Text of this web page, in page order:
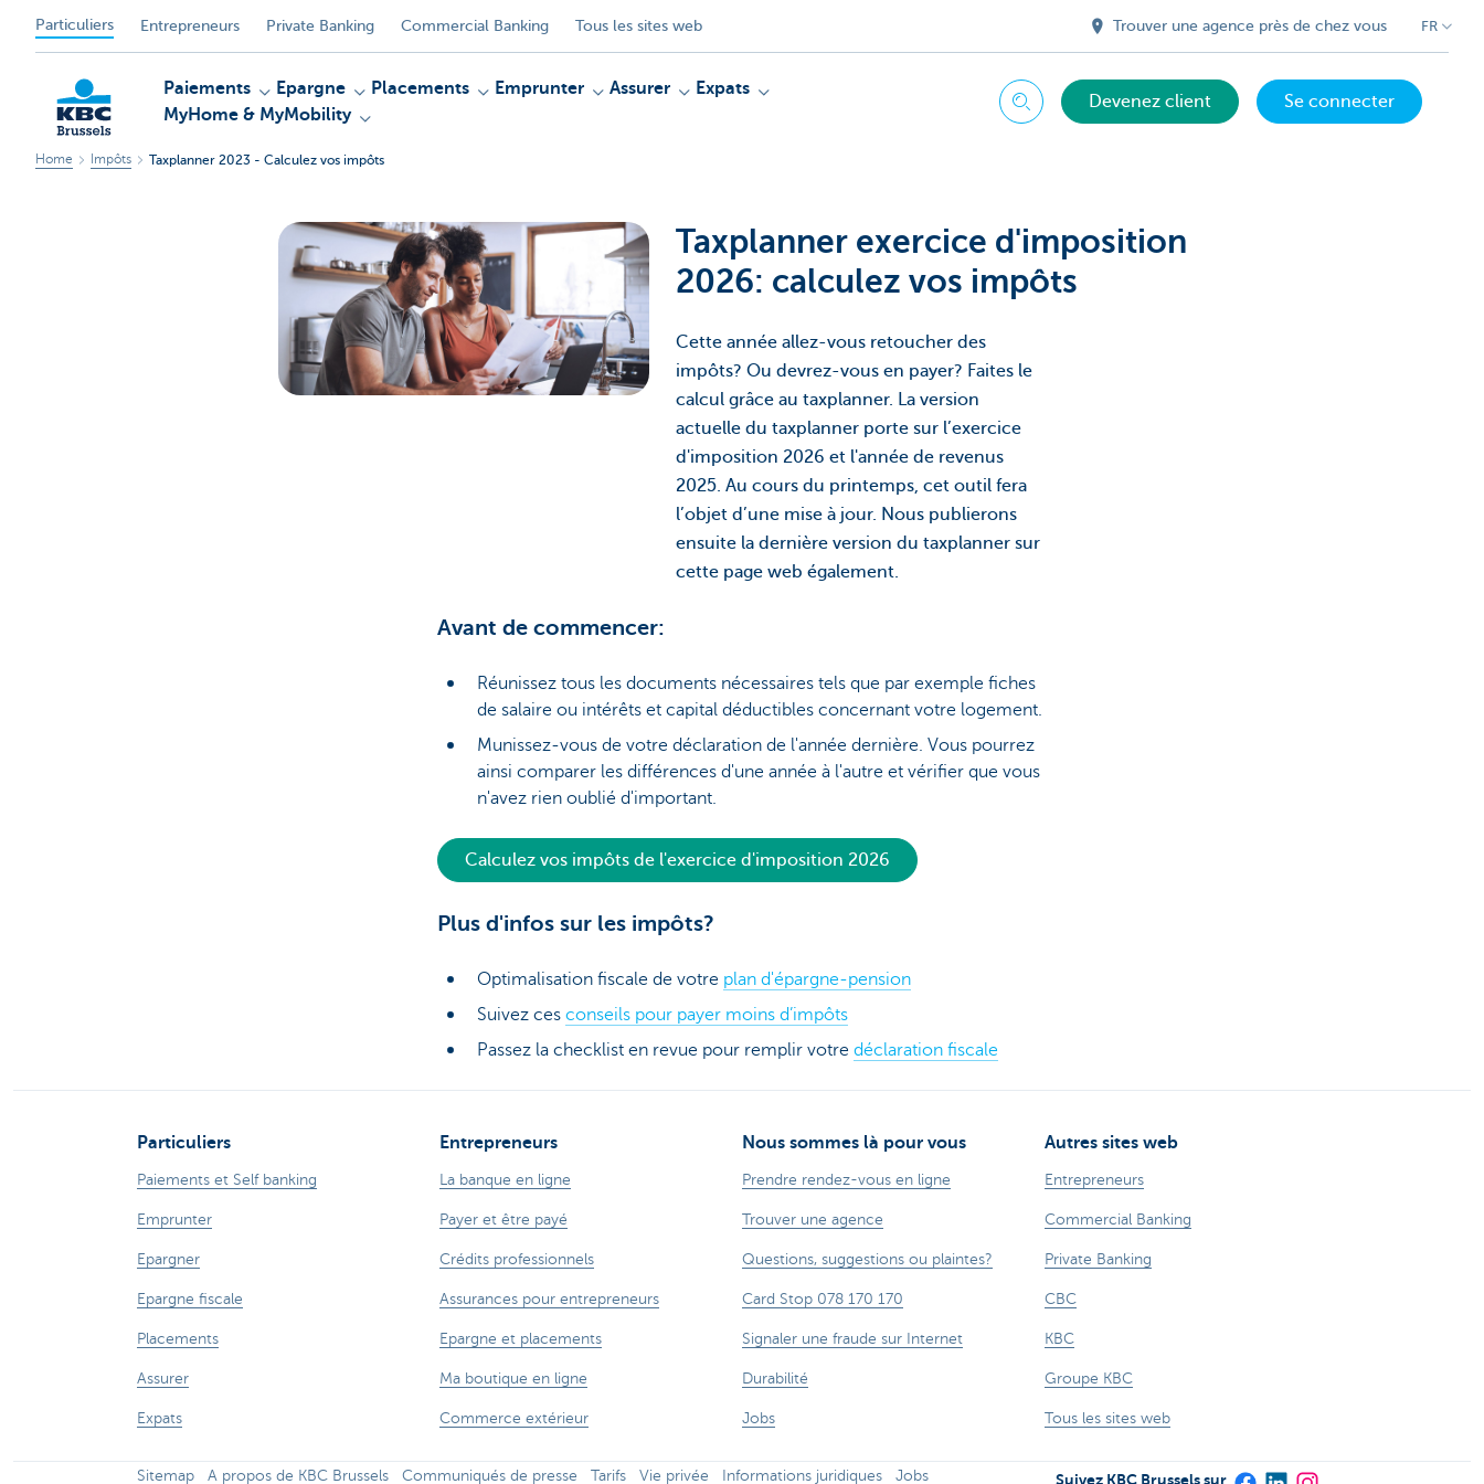
Particuliers Entrepreneurs Private Banking Commercial Banking Tous les sites web Trouver une agence près de chez vous FR
Paiements Epargne Placements Emprunter Assurer
Expats
MyHome & MyMobility
ChercherDevenez client Se connecter
Home Impôts Taxplanner 2023 - Calculez vos impôts
Taxplanner exercice d'imposition
2026: calculez vos impôts
Cette année allez-vous retoucher des
impôts? Ou devrez-vous en payer? Faites le
calcul grâce au taxplanner. La version
actuelle du taxplanner porte sur l’exercice
d'imposition 2026 et l'année de revenus
2025. Au cours du printemps, cet outil fera
l’objet d’une mise à jour. Nous publierons
ensuite la dernière version du taxplanner sur
cette page web également.
Avant de commencer:
Réunissez tous les documents nécessaires tels que par exemple fiches
de salaire ou intérêts et capital déductibles concernant votre logement.
Munissez-vous de votre déclaration de l'année dernière. Vous pourrez
ainsi comparer les différences d'une année à l'autre et vérifier que vous
n'avez rien oublié d'important.
Calculez vos impôts de l'exercice d'imposition 2026
Plus d'infos sur les impôts?
Optimalisation fiscale de votre plan d'épargne-pension
Suivez ces conseils pour payer moins d’impôts
Passez la checklist en revue pour remplir votre déclaration fiscale
Particuliers
Paiements et Self banking
Emprunter
Epargner
Epargne fiscale
Placements
Assurer
Expats
Entrepreneurs
La banque en ligne
Payer et être payé
Crédits professionnels
Assurances pour entrepreneurs
Epargne et placements
Ma boutique en ligne
Commerce extérieur
Nous sommes là pour vous
Prendre rendez-vous en ligne
Trouver une agence
Questions, suggestions ou plaintes?
Card Stop 078 170 170
Signaler une fraude sur Internet
Durabilité
Jobs
Autres sites web
Entrepreneurs
Commercial Banking
Private Banking
CBC
KBC
Groupe KBC
Tous les sites web
Sitemap A propos de KBC Brussels Communiqués de presse Tarifs Vie privée Informations juridiques Jobs Suivez KBC Brussels sur